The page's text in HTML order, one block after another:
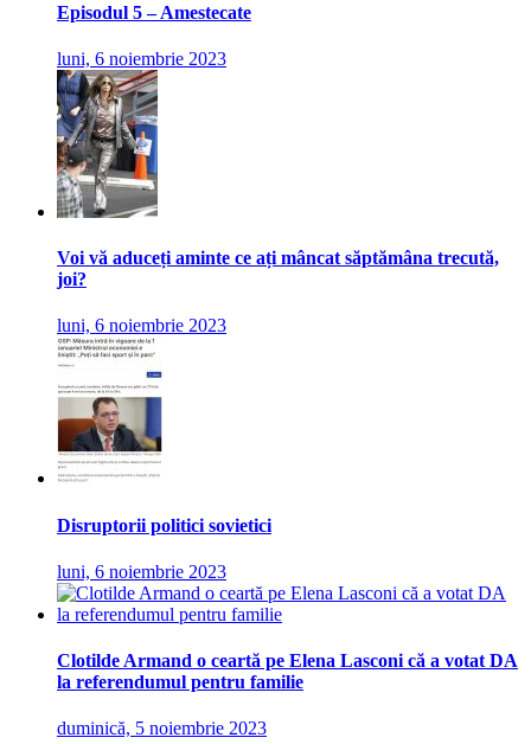
Episodul 5 – Amestecate
luni, 6 noiembrie 2023
Voi vă aduceți aminte ce ați mâncat săptămâna trecută,
joi?
luni, 6 noiembrie 2023
Disruptorii politici sovietici
luni, 6 noiembrie 2023
Clotilde Armand o ceartă pe Elena Lasconi că a votat DA
la referendumul pentru familie
duminică, 5 noiembrie 2023